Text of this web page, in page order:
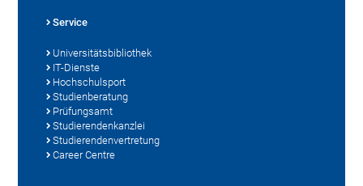
Service
Universitätsbibliothek
IT-Dienste
Hochschulsport
Studienberatung
Prüfungsamt
Studierendenkanzlei
Studierendenvertretung
Career Centre